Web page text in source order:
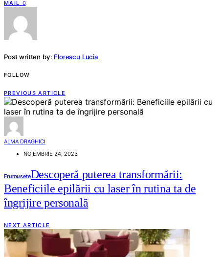
MAIL 0
Post written by: Florescu Lucia
FOLLOW
PREVIOUS ARTICLE
ALMA DRAGHICI
NOIEMBRIE 24, 2023
FrumuseteDescoperă puterea transformării:
Beneficiile epilării cu laser în rutina ta de
îngrijire personală
NEXT ARTICLE